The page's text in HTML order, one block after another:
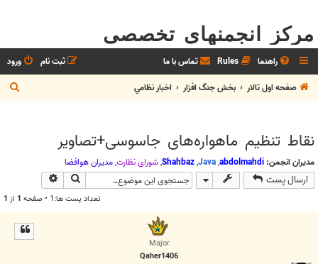
مرکز انجمنهای تخصصی
راهنما Rules تماس با ما ورود
ثبت نام
صفحه اول تالار
بخش جنگ افزار اخبار نظامي
س
نقاط تنظیم ماهواره‌های جاسوسی+تصاویر
مدیران انجمن: abdolmahdi
,
Java
,
Shahbaz
,شوراي نظارت,مديران هوافضا
ارسال پست جستجو
تعداد پست ها:1 • صفحه 1 از 1
Major
Qaher1406